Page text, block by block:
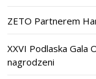
ZETO Partnerem
XXVI Podlaska Gala
nagrodzeni